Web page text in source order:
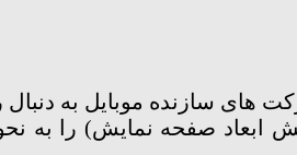
سازنده موبایل به دنبال
صفحه نمایش) را به